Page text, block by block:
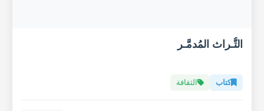
التُّـراث المُدمَّـر
كتاب الثقافة